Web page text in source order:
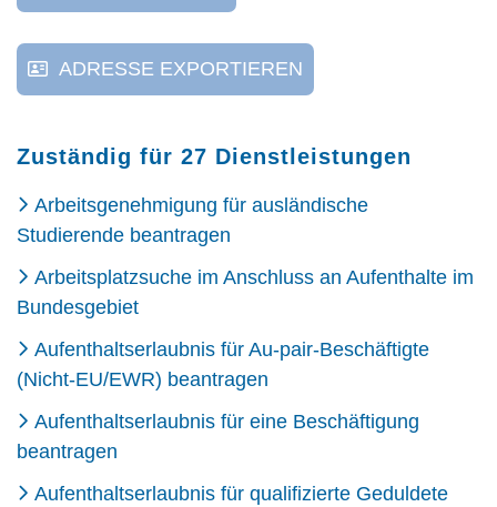
ADRESSE EXPORTIEREN
Zuständig für 27 Dienstleistungen
Arbeitsgenehmigung für ausländische
Studierende beantragen
Arbeitsplatzsuche im Anschluss an Aufenthalte im
Bundesgebiet
Aufenthaltserlaubnis für Au-pair-Beschäftigte
(Nicht-EU/EWR) beantragen
Aufenthaltserlaubnis für eine Beschäftigung
beantragen
Aufenthaltserlaubnis für qualifizierte Geduldete